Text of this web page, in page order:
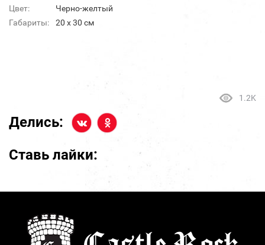
Цвет:
Черно-желтый
Габариты:
20 х 30 см
1.2K
Делись:
Ставь лайки: